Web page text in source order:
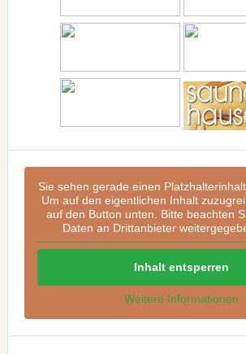
Sie sehen gerade einen
Um auf den eigentlichen Inhalt
auf den Button unten. Bitte beachten
Daten an Drittanbieter
Inhalt entsperren
Weitere Informationen